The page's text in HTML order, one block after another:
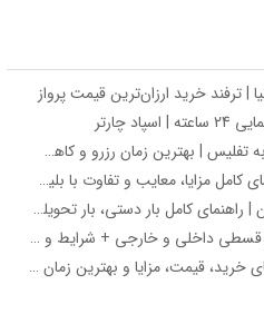
| ترفند خرید ارزان‌ترین قیمت پرواز
چارتر
راهنمای خرید بلیط ارزان هواپیما به تفلیس | بهترین زمان رزرو و کاهش هزینه سفر
بلیط چارتر هواپیما چیست؟ راهنمای کامل مزایا، معایب و تفاوت با بلیط سیستمی
قوانین بار در پروازهای داخلی ایران | راهنمای کامل بار دستی، بار تحویلی و مقررات حمل بار
خرید اقساطی بلیط هواپیما | سفر قسطی داخلی و خارجی + شرایط و مدارک | اسپادچارتر
بلیط سیستمی تهران تبریز | راهنمای خرید، قیمت، مزایا و بهترین زمان رزرو